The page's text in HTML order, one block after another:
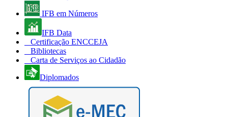
IFB em Números
IFB Data
Certificação ENCCEJA
Bibliotecas
Carta de Serviços ao Cidadão
Diplomados